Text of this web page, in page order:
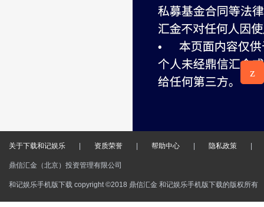
关于下载和记娱乐 | 资质荣誉 | 帮助中心 | 隐私政策 |
鼎信汇金（北京）投资管理有限公司
和记娱乐手机版下载 copyright ©2018 鼎信汇金 和记娱乐手机版下载的版权所有
z